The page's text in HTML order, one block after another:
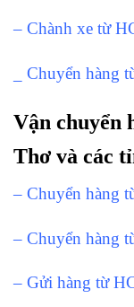
– Chành xe từ
_ Chuyển
Vận chuyển
Thơ và các
– Chuyển hàng
– Chuyển hàng
– Gửi hàng từ